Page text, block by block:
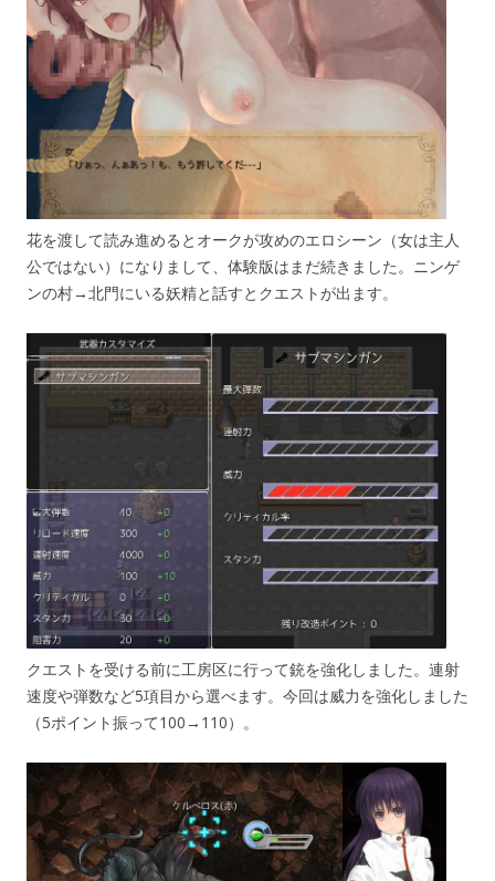
花を渡して読み進めるとオークが攻めのエロシーン（女は主人
公ではない）になりまして、体験版はまだ続きました。ニンゲ
ンの村→北門にいる妖精と話すとクエストが出ます。
クエストを受ける前に工房区に行って銃を強化しました。連射
速度や弾数など5項目から選べます。今回は威力を強化しました
（5ポイント振って100→110）。